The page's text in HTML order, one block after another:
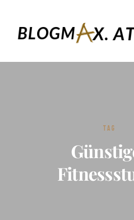
TAG